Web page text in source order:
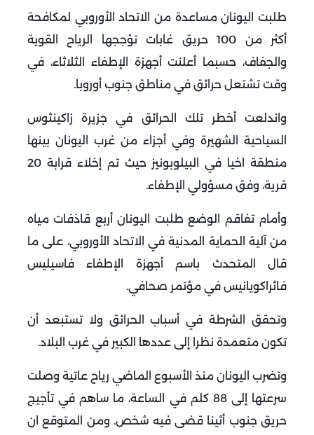
طلبت اليونان مساعدة من الاتحاد الأوروبي لمكافحة
أكثر من 100 حريق غابات تؤججها الرياح القوية
والجفاف، حسبما أعلنت أجهزة الإطفاء الثلاثاء، في
وقت تشتعل حرائق في مناطق جنوب أوروبا.
واندلعت أخطر تلك الحرائق في جزيرة زاكينثوس
السياحية الشهيرة وفي أجزاء من غرب اليونان بينها
منطقة اخيا في البيلوبونيز حيث تم إخلاء قرابة 20
قرية، وفق مسؤولي الإطفاء.
وأمام تفاقم الوضع طلبت اليونان أربع قاذفات مياه
من آلية الحماية المدنية في الاتحاد الأوروبي، على ما
قال المتحدث باسم أجهزة الإطفاء فاسيليس
فاثراكويانيس في مؤتمر صحافي.
وتحقق الشرطة في أسباب الحرائق ولا تستبعد أن
تكون متعمدة نظرا إلى عددها الكبير في غرب البلاد.
وتضرب اليونان منذ الأسبوع الماضي رياح عاتية وصلت
سرعتها إلى 88 كلم في الساعة، ما ساهم في تأجيج
حريق جنوب أثينا قضى فيه شخص. ومن المتوقع ان